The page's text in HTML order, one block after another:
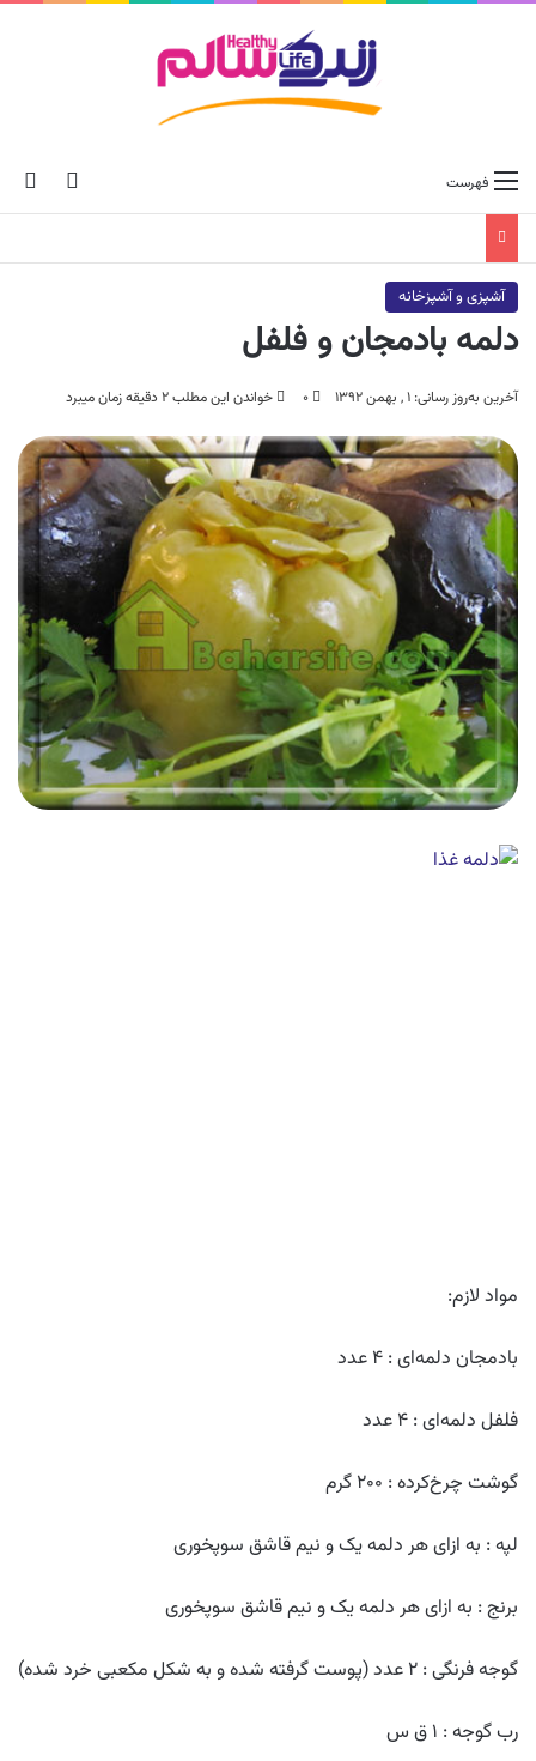
skin فهرست
آشپزی و آشپزخانه
دلمه بادمجان و فلفل
آخرین به‌روز رسانی: ۱ , بهمن ۱۳۹۲ ۰ خواندن این مطلب ۲ دقیقه زمان میبرد
مواد لازم:
بادمجان دلمه‌ای : ۴ عدد
فلفل دلمه‌ای : ۴ عدد
گوشت چرخ‌کرده : ۲۰۰ گرم
لپه : به ازای هر دلمه یک و نیم قاشق سوپخوری
برنج : به ازای هر دلمه یک و نیم قاشق سوپخوری
گوجه فرنگی : ۲ عدد (پوست گرفته شده و به شکل مکعبی خرد شده)
رب گوجه : ۱ ق س